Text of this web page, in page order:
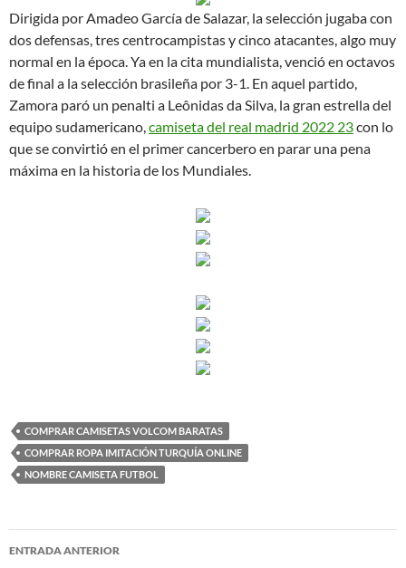
Dirigida por Amadeo García de Salazar, la selección jugaba con
dos defensas, tres centrocampistas y cinco atacantes, algo muy
normal en la época. Ya en la cita mundialista, venció en octavos
de final a la selección brasileña por 3-1. En aquel partido,
Zamora paró un penalti a Leônidas da Silva, la gran estrella del
equipo sudamericano,camiseta del real madrid 2022 23con lo
que se convirtió en el primer cancerbero en parar una pena
máxima en la historia de los Mundiales.
COMPRAR CAMISETAS VOLCOM BARATAS
COMPRAR ROPA IMITACIÓN TURQUÍA ONLINE
NOMBRE CAMISETA FUTBOL
Navegación
ENTRADA ANTERIOR